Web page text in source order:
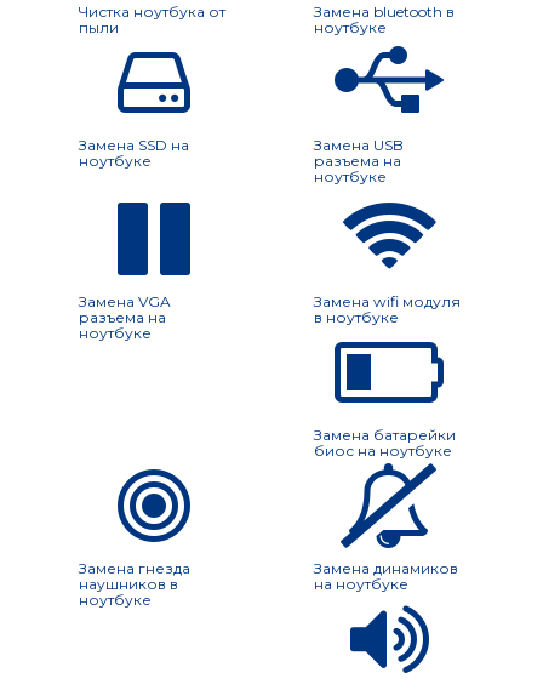
Чистка ноутбука от
пыли
Замена bluetooth в
ноутбуке
Замена SSD на
ноутбуке
Замена USB
разъема на
ноутбуке
Замена VGA
разъема на
ноутбуке
Замена wifi модуля
в ноутбуке
Замена батарейки
биос на ноутбуке
Замена гнезда
наушников в
ноутбуке
Замена динамиков
на ноутбуке